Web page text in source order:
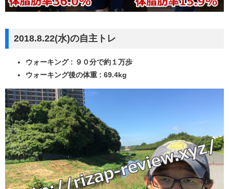
2018.8.22(水)の自主トレ
ウォーキング : ９０分で約１万歩
ウォーキング後の体重 : 69.4kg